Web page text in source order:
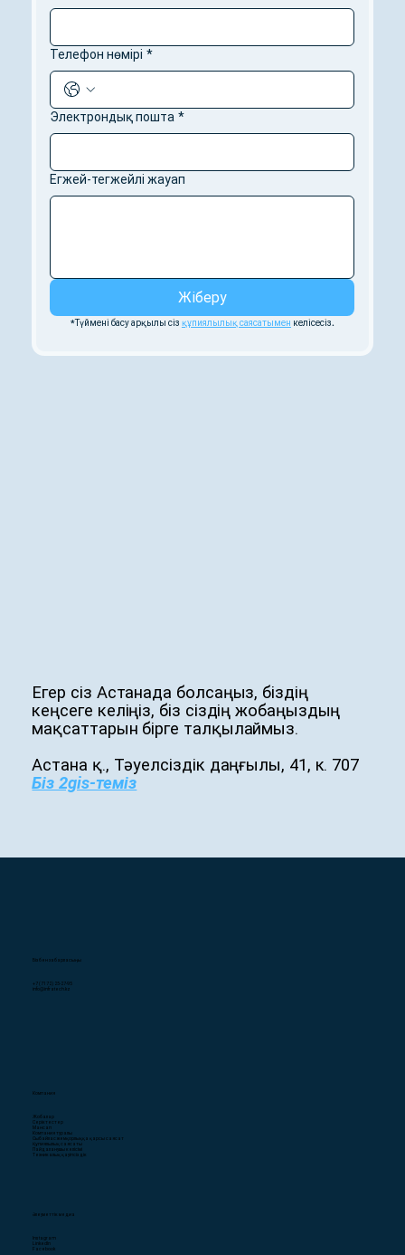
Телефон нөмірі *
Электрондық пошта *
Егжей-тегжейлі жауап
Жіберу
*Түймені басу арқылы сіз құпиялылық саясатымен келісесіз.
Егер сіз Астанада болсаңыз, біздің
кеңсеге келіңіз, біз сіздің жобаңыздың
мақсаттарын бірге талқылаймыз.
Астана қ., Тәуелсіздік даңғылы, 41, к. 707
Біз 2gis-теміз
Бізбен хабарласыңы
+7 (7172) 25-27-95
info@infratech.kz
Компания
Жобалар
Серіктестер
Мансап
Компания туралы
Сыбайлас жемқорлыққа қарсы саясат
Құпиялылық саясаты
Пайдаланушы келісімі
Техникалық қауіпсіздік
Әлеуметтік медиа
Instagram
LinkedIn
Facebook